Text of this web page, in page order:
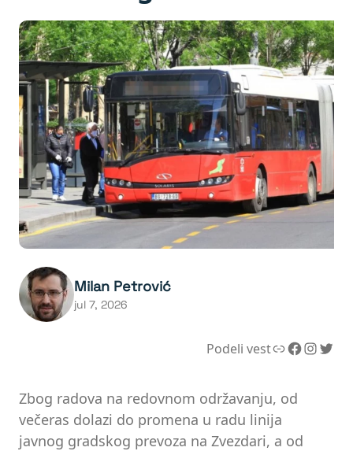
Milan Petrović
jul 7, 2026
Podeli vestLink Facebook InstagramTwitter
Zbog radova na redovnom održavanju, od
večeras dolazi do promena u radu linija
javnog gradskog prevoza na Zvezdari, a od